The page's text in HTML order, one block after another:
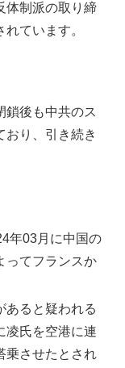
体制派の取り締
ています。
鎖後も中共のス
おり、引き続き
年03月に中国の
ってフランスか
あると疑われる
凌氏を空港に連
乗させたとされ